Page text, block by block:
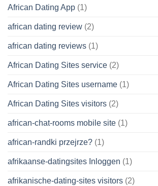
African Dating App (1)
african dating review (2)
african dating reviews (1)
African Dating Sites service (2)
African Dating Sites username (1)
African Dating Sites visitors (2)
african-chat-rooms mobile site (1)
african-randki przejrze? (1)
afrikaanse-datingsites Inloggen (1)
afrikanische-dating-sites visitors (2)